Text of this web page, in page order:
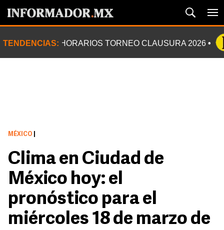
TENDENCIAS: HORARIOS TORNEO CLAUSURA 2026
MÉXICO
Clima en Ciudad de
México hoy: el
pronóstico para el
miércoles 18 de marzo de